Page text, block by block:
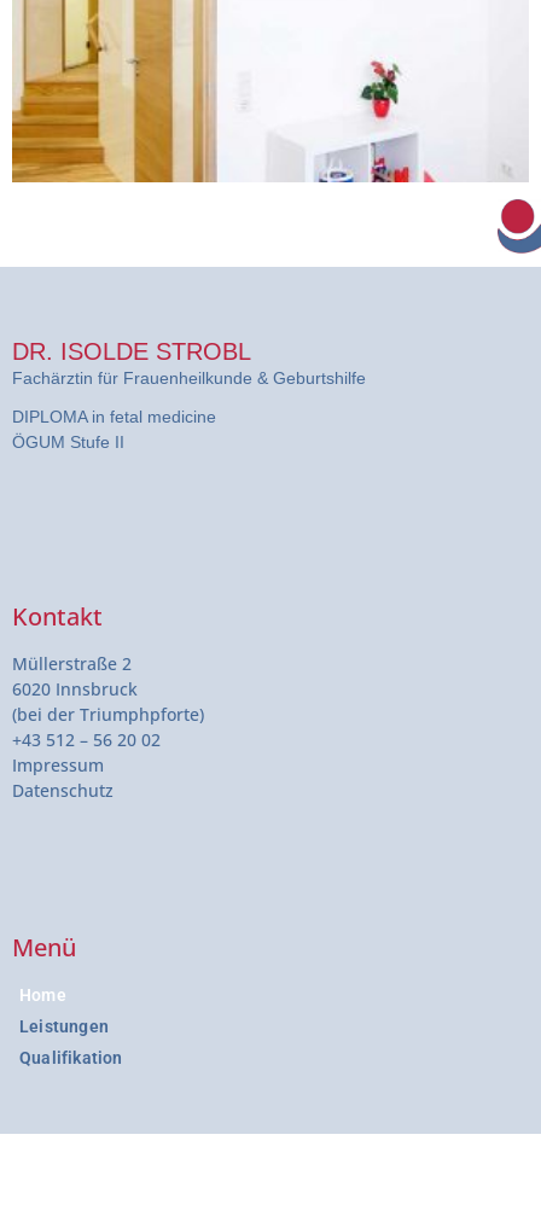
DR. ISOLDE STROBL
Fachärztin für Frauenheilkunde & Geburtshilfe
DIPLOMA in fetal medicine
ÖGUM Stufe II
Kontakt
Müllerstraße 2
6020 Innsbruck
(bei der Triumphpforte)
+43 512 – 56 20 02
Impressum
Datenschutz
Menü
Home
Leistungen
Qualifikation